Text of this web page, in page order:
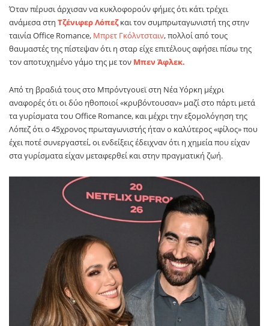
Όταν πέρυσι άρχισαν να κυκλοφορούν φήμες ότι κάτι τρέχει
ανάμεσα στη Τζένιφερ Λόπεζ και τον συμπρωταγωνιστή της στην
ταινία Office Romance, Μπρετ Γκόλντσταιν, πολλοί από τους
θαυμαστές της πίστεψαν ότι η σταρ είχε επιτέλους αφήσει πίσω της
τον αποτυχημένο γάμο της με τον Μπεν Άφλεκ.
Από τη βραδιά τους στο Μπρόντγουεϊ στη Νέα Υόρκη μέχρι
αναφορές ότι οι δύο ηθοποιοί «κρυβόντουσαν» μαζί στο πάρτι μετά
τα γυρίσματα του Office Romance, και μέχρι την εξομολόγηση της
Λόπεζ ότι ο 45χρονος πρωταγωνιστής ήταν ο καλύτερος «φίλος» που
έχει ποτέ συνεργαστεί, οι ενδείξεις έδειχναν ότι η χημεία που είχαν
στα γυρίσματα είχαν μεταφερθεί και στην πραγματική ζωή.